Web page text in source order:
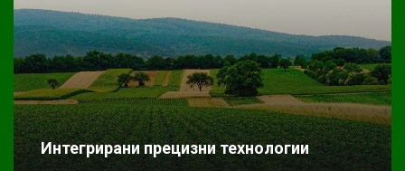
Интегрирани прецизни технологии